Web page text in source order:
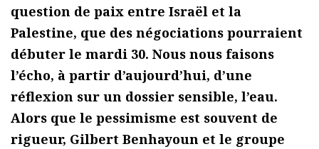
question de paix entre Israël et la
Palestine, que des négociations pourraient
débuter le mardi 30. Nous nous faisons
l’écho, à partir d’aujourd’hui, d’une
réflexion sur un dossier sensible, l’eau.
Alors que le pessimisme est souvent de
rigueur, Gilbert Benhayoun et le groupe